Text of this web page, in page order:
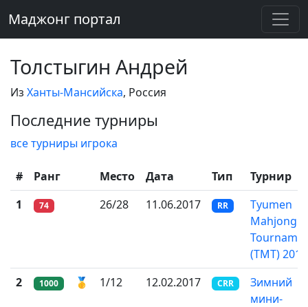
Маджонг портал
Толстыгин Андрей
Из Ханты-Мансийска, Россия
Последние турниры
все турниры игрока
# Ранг Место Дата Тип
Турнир
1
74 26/28 11.06.2017 RR
Tyumen
Mahjong
(TMT) 2017
2
1000 🥇 1/12 12.02.2017 CRR
Зимний
мини-